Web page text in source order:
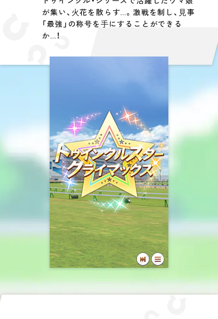
が集い、⽕花を散らす…。激戦を制し、⾒事
「最強」の称号を⼿にすることができる
か…！